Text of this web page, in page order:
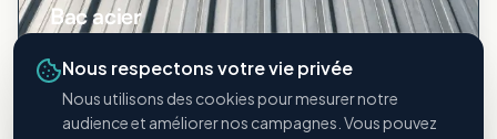
Bac acier
Nous respectons votre vie privée
Nous utilisons des cookies pour mesurer notre
audience et améliorer nos campagnes. Vous pouvez